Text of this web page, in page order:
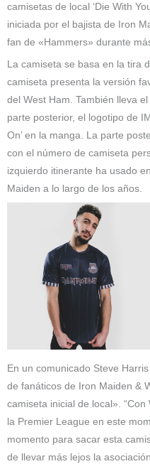
camisetas de local ‘Die With
iniciada por el bajista de Iron
fan de «Hammers» durante
La camiseta se basa en la tira
camiseta presenta la versión
del West Ham. También lleva el
parte posterior, el logotipo de
On’ en la manga. La parte
con el número de camiseta
izquierdo itinerante ha usado
Maiden a lo largo de los años.
En un comunicado Steve
de fanáticos de Iron Maiden &
camiseta inicial de local».
la Premier League en este
momento para sacar esta
de llevar más lejos la